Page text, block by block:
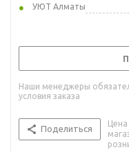
УЮТ Алматы
Наши менеджеры
условия заказа
Поделиться
Цена